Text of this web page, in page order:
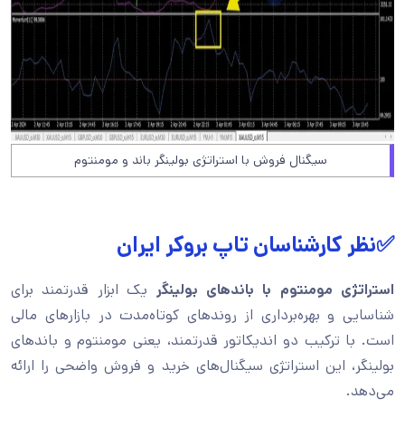
سیگنال فروش با استراتژی بولینگر باند و مومنتوم
✅نظر کارشناسان تاپ بروکر ایران
استراتژی مومنتوم با باندهای بولینگر یک ابزار قدرتمند برای
شناسایی و بهره‌برداری از روندهای کوتاه‌مدت در بازارهای مالی
است. با ترکیب دو اندیکاتور قدرتمند، یعنی مومنتوم و باندهای
بولینگر، این استراتژی سیگنال‌های خرید و فروش واضحی را ارائه
می‌دهد.